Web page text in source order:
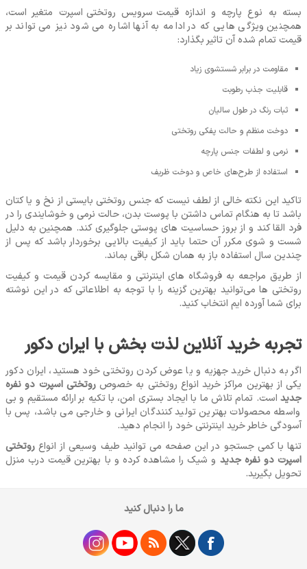
بسته به نوع پارچه و اندازه قیمت سرویس روتختی اسپرت متغیر است،
همچنین ویژگی‌ هایی که در ادامه به آنها اشاره می ‌شود نیز می ‌تواند بر
قیمت تمام شده آن تاثیر بگذارد:
مقاومت در برابر شستشوی زیاد
قابلیت جذب رطوبت
ثبات رنگ در طول سالیان
دوخت منظم و حالت پفکی روتختی
نرمی و لطفات جنس پارچه
استفاده از طرح‌های خاص و دوخت ظریف
تاکید این نکته خالی از لطف نیست که جنس روتختی بایستی از نخ و یا کتان
باشد تا به هنگام تماس داشتن با پوست بدن، حالت نرمی و خوشایندی را در
فرد القا کند و از بروز حساسیت ‌های پوستی جلوگیری کند. همچنین به دلیل
شست و شوی مکرر آن حتما باید از کیفیت بالایی برخوردار باشد که پس از
چندین سال استفاده باز به همان شکل باقی بماند.
از طریق مراجعه به فروشگاه‌ های اینترنتی و مقایسه کردن قیمت و کیفیت
روتختی ‌ها می‌توانید بهترین گزینه را با توجه به اطلاعاتی که در این نوشته
برای شما آورده‌ ایم انتخاب کنید.
تجربه خرید آنلاین لذت بخش با ایران دکور
اگر به دنبال خرید جهزیه و یا عوض کردن روتختی خود هستید، ایران دکور
یکی از بهترین مراکز خرید انواع روتختی به خصوص روتختی اسپرت دو نفره
جدید است. تمام تلاش ما با ایجاد بستری امن، با تکیه بر ارائه مستقیم و بی
‌واسطه محصولات بهترین تولید کنندگان ایرانی و خارجی می‌ باشد، پس با
آسودگی خاطر خرید اینترنتی خود را انجام دهید.
تنها با کمی جستجو در این صفحه می‌ توانید طیف وسیعی از انواع روتختی
اسپرت دو نفره جدید و شیک را مشاهده کرده و با بهترین قیمت درب منزل
تحویل بگیرید.
ما را دنبال کنید